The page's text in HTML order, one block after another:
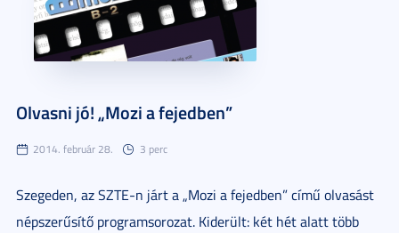
Olvasni jó! „Mozi a fejedben”
2014. február 28. 3 perc
Szegeden, az SZTE-n járt a „Mozi a fejedben” című olvasást
népszerűsítő programsorozat. Kiderült: két hét alatt több